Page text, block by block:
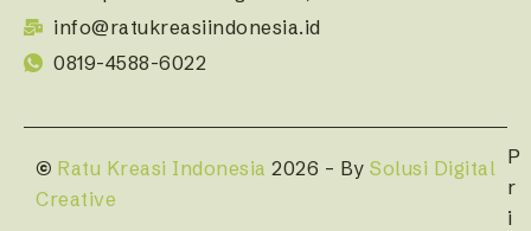
info@ratukreasiindonesia.id
0819-4588-6022
© Ratu Kreasi Indonesia 2026 – By Solusi Digital
Creative
P
r
i